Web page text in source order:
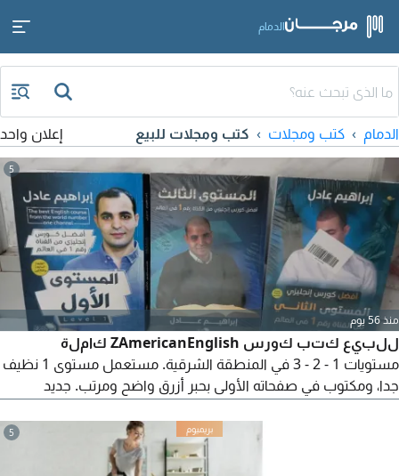
الدمام
الدمام كتب ومجلات كتب ومجلات للبيع إعلان واحد
5
منذ 56 يوم
للبيع كتب كورس ZAmericanEnglish كاملة
مستويات 1 - 2 - 3 في المنطقة الشرقية. مستعمل مستوى 1 نظيف
جدا، ومكتوب في صفحاته الأولى بحبر أزرق واضح ومرتب. جديد
وجديد تماما. المجموعة مطبوعة بجودة ممتازة وشاملة الدروس
والصفات والوظائف لتعلم اللغة. سبب البيع الحاجة لظروف الخاصة
5